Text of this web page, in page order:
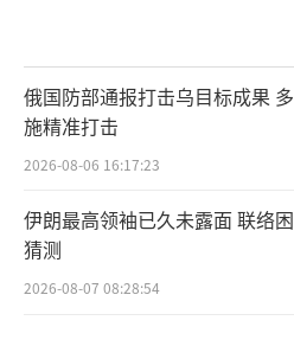
俄国防部通报打击乌目标成果
施精准打击
2026-08-06 16:17:23
伊朗最高领袖已久未露面 联络
猜测
2026-08-07 08:28:54